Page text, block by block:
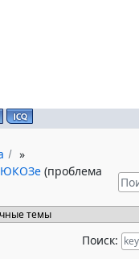
»
ЮКОЗе (проблема
Поиск: